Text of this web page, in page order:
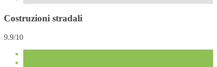
Costruzioni stradali
9.9/10